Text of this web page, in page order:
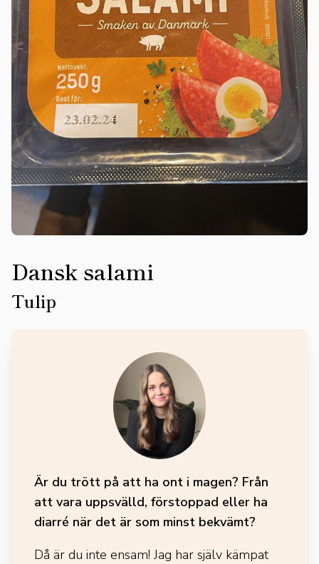
Dansk salami
Tulip
Är du trött på att ha ont i magen? Från
att vara uppsvälld, förstoppad eller ha
diarré när det är som minst bekvämt?
Då är du inte ensam! Jag har själv kämpat